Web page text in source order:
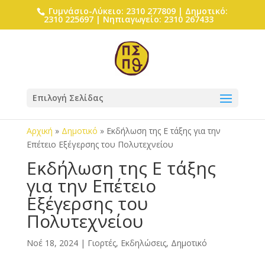
Γυμνάσιο-Λύκειο: 2310 277809 | Δημοτικό:
2310 225697 | Νηπιαγωγείο: 2310 267433
Επιλογή Σελίδας
Αρχική » Δημοτικό » Εκδήλωση της Ε τάξης για την
Επέτειο Εξέγερσης του Πολυτεχνείου
Εκδήλωση της Ε τάξης
για την Επέτειο
Εξέγερσης του
Πολυτεχνείου
Νοέ 18, 2024| Γιορτές, Εκδηλώσεις, Δημοτικό